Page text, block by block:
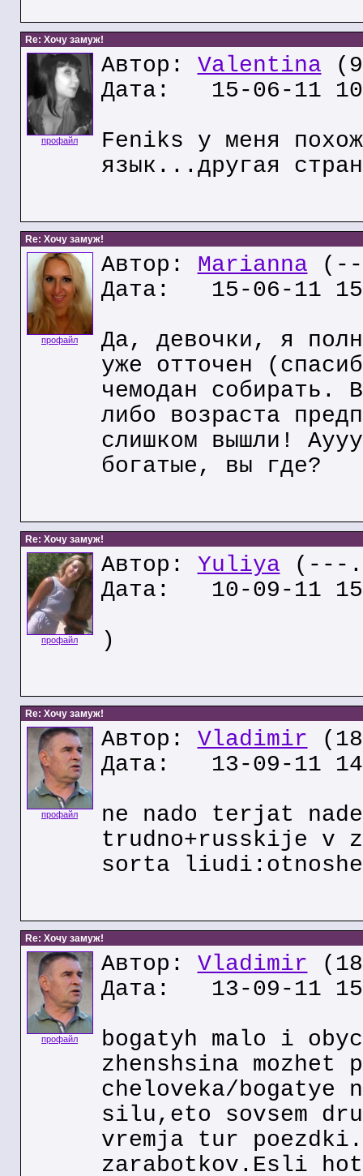
Re: Хочу замуж!
профайл
Автор: Valentina
Дата: 15-06-11
Feniks у меня
язык...другая
Re: Хочу замуж!
профайл
Автор: Marianna
Дата: 15-06-11
Да, девочки, я
уже отточен
чемодан собирать.
либо возраста
слишком вышли!
богатые, вы где?
Re: Хочу замуж!
профайл
Автор: Yuliya (---
Дата: 10-09-11
)
Re: Хочу замуж!
профайл
Автор: Vladimir
Дата: 13-09-11
ne nado terjat
trudno+russkije v
sorta
Re: Хочу замуж!
профайл
Автор: Vladimir
Дата: 13-09-11
bogatyh malo i
zhenshsina mozhet
cheloveka/bogatye
silu,eto sovsem
vremja tur
zarabotkov.Esli